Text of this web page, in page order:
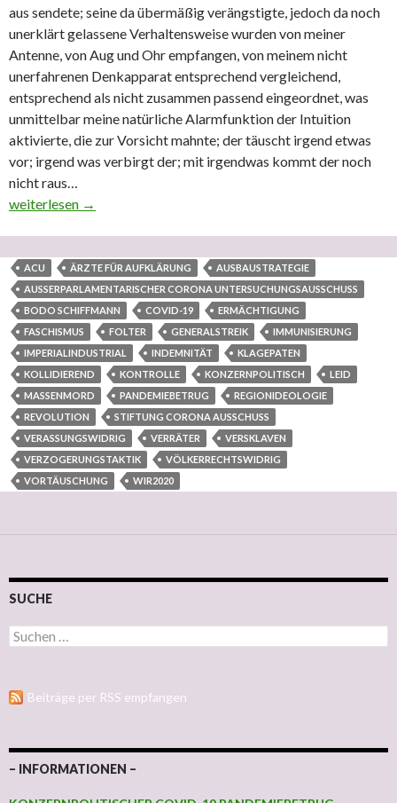
aus sendete; seine da übermäßig verängstigte, jedoch da noch
unerklärt gelassene Verhaltensweise wurden von meiner
Antenne, von Aug und Ohr empfangen, von meinem nicht
unerfahrenen Denkapparat entsprechend vergleichend,
entsprechend als nicht zusammen passend eingeordnet, was
unmittelbar meine natürliche Alarmfunktion der Intuition
aktivierte, die zur Vorsicht mahnte; der täuscht irgend etwas
vor; irgend was verbirgt der; mit irgendwas kommt der noch
nicht raus…
08. August (20)20 – Nichts bringende, weil ganz einfach
weiterlesen →
ACU ÄRZTE FÜR AUFKLÄRUNG
AUSBAUSTRATEGIE
AUSSERPARLAMENTARISCHER CORONA UNTERSUCHUNGSAUSSCHUSS
BODO SCHIFFMANN
COVID-19
ERMÄCHTIGUNG
FASCHISMUS
FOLTER GENERALSTREIK
IMMUNISIERUNG
IMPERIALINDUSTRIAL
INDEMNITÄT
KLAGEPATEN
KOLLIDIEREND
KONTROLLE KONZERNPOLITISCH
LEID
MASSENMORD
PANDEMIEBETRUG
REGIONIDEOLOGIE
REVOLUTION
STIFTUNG CORONA AUSSCHUSS
VERASSUNGSWIDRIG
VERRÄTER
VERSKLAVEN
VERZOGERUNGSTAKTIK
VÖLKERRECHTSWIDRIG
VORTÄUSCHUNG
WIR2020
SUCHE
Suchen nach:
Beiträge per RSS empfangen
– INFORMATIONEN –